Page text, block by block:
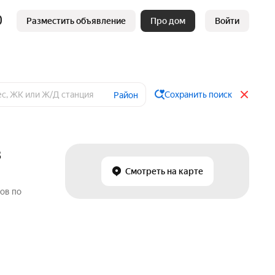
Разместить объявление Про дом Войти
Район Сохранить поиск
Смотреть на карте
по